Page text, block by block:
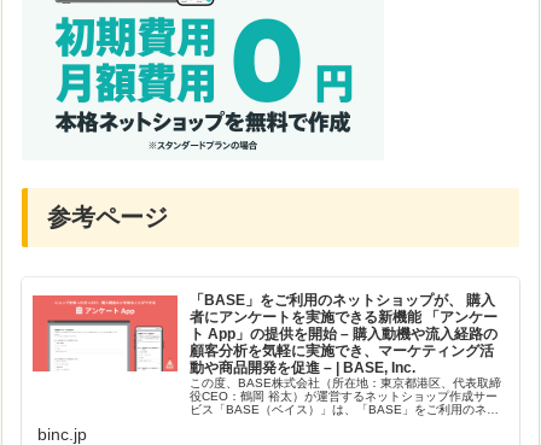
参考ページ
「BASE」をご利用のネットショップが、 購入
者にアンケートを実施できる新機能 「アンケー
ト App」の提供を開始 – 購入動機や流入経路の
顧客分析を気軽に実施でき、マーケティング活
動や商品開発を促進 – | BASE, Inc.
この度、BASE株式会社（所在地：東京都港区、代表取締
役CEO：鶴岡 裕太）が運営するネットショップ作成サー
ビス「BASE（ベイス）」は、「BASE」をご利用のネッ
binc.jp